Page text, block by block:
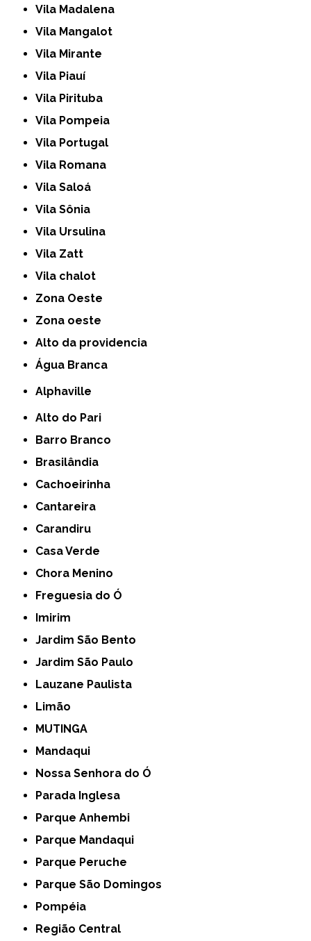
Vila Madalena
Vila Mangalot
Vila Mirante
Vila Piauí
Vila Pirituba
Vila Pompeia
Vila Portugal
Vila Romana
Vila Saloá
Vila Sônia
Vila Ursulina
Vila Zatt
Vila chalot
Zona Oeste
Zona oeste
alto da providencia
Água Branca
Alphaville
Alto do Pari
Barro Branco
Brasilândia
Cachoeirinha
Cantareira
Carandiru
Casa Verde
Chora Menino
Freguesia do Ó
Imirim
Jardim São Bento
Jardim São Paulo
Lauzane Paulista
Limão
MUTINGA
Mandaqui
Nossa Senhora do Ó
Parada Inglesa
Parque Anhembi
Parque Mandaqui
Parque Peruche
Parque São Domingos
Pompéia
Região Central